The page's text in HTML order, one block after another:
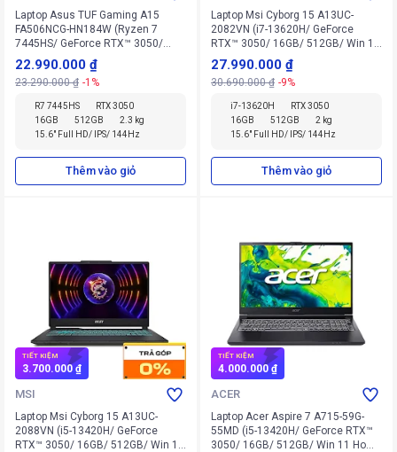
Laptop Asus TUF Gaming A15
FA506NCG-HN184W (Ryzen 7
7445HS/ GeForce RTX™ 3050/
16GB/ 512GB/ Win 11 Home)
22.990.000 ₫
23.290.000 ₫ -1%
R7 7445HS
RTX 3050
16GB
512GB
2.3 kg
15.6" Full HD/ IPS/ 144Hz
Thêm vào giỏ
Laptop Msi Cyborg 15 A13UC-
2082VN (i7-13620H/ GeForce
RTX™ 3050/ 16GB/ 512GB/ Win 11
Home SEA)
27.990.000 ₫
30.690.000 ₫ -9%
i7-13620H
RTX 3050
16GB
512GB
2 kg
15.6" Full HD/ IPS/ 144Hz
Thêm vào giỏ
TIẾT KIỆM
3.700.000 ₫
MSI
Laptop Msi Cyborg 15 A13UC-
2088VN (i5-13420H/ GeForce
RTX™ 3050/ 16GB/ 512GB/ Win 11
TIẾT KIỆM
4.000.000 ₫
ACER
Laptop Acer Aspire 7 A715-59G-
55MD (i5-13420H/ GeForce RTX™
3050/ 16GB/ 512GB/ Win 11 Home